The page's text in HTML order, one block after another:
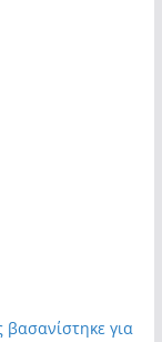
βασανίστηκε για